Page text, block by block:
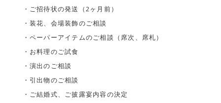
・ご招待状の発送（2ヶ月前）
・装花、会場装飾のご相談
・ペーパーアイテムのご相談（席次、席札）
・お料理のご試食
・演出のご相談
・引出物のご相談
・ご結婚式、ご披露宴内容の決定